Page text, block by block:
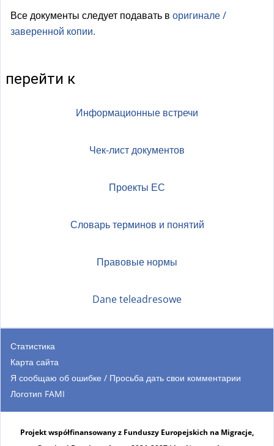
Все документы следует подавать в оригинале /
заверенной копии.
перейти к
Информационные встречи
Чек-лист документов
Проекты ЕС
Словарь терминов и понятий
Правовые нормы
Dane teleadresowe
Статистика
Карта сайта
Я сообщаю об ошибке / Просьба дать свои комментарии
Логотип FAMI
Projekt współfinansowany z Funduszy Europejskich na Migracje,